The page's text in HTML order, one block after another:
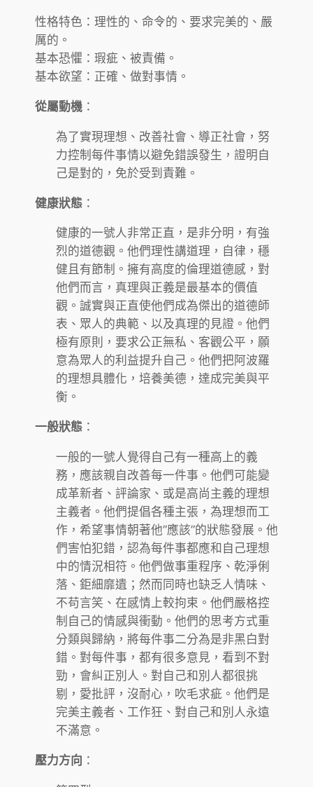
性格特色：理性的、命令的、要求完美的、嚴
厲的。
基本恐懼：瑕疵、被責備。
基本欲望：正確、做對事情。
從屬動機 ：
為了實現理想、改善社會、導正社會，努
力控制每件事情以避免錯誤發生，證明自
己是對的，免於受到責難。
健康狀態 ：
健康的一號人非常正直，是非分明，有強
烈的道德觀。他們理性講道理，自律，穩
健且有節制。擁有高度的倫理道德感，對
他們而言，真理與正義是最基本的價值
觀。誠實與正直使他們成為傑出的道德師
表、眾人的典範、以及真理的見證。他們
極有原則，要求公正無私、客觀公平，願
意為眾人的利益提升自己。他們把阿波羅
的理想具體化，培養美德，達成完美與平
衡。
一般狀態 ：
一般的一號人覺得自己有一種高上的義
務，應該親自改善每一件事。他們可能變
成革新者、評論家、或是高尚主義的理想
主義者。他們提倡各種主張，為理想而工
作，希望事情朝著他”應該”的狀態發展。他
們害怕犯錯，認為每件事都應和自己理想
中的情況相符。他們做事重程序、乾淨俐
落、鉅細靡遺；然而同時也缺乏人情味、
不苟言笑、在感情上較拘束。他們嚴格控
制自己的情感與衝動。他們的思考方式重
分類與歸納，將每件事二分為是非黑白對
錯。對每件事，都有很多意見，看到不對
勁，會糾正別人。對自己和別人都很挑
剔，愛批評，沒耐心，吹毛求疵。他們是
完美主義者、工作狂、對自己和別人永遠
不滿意。
壓力方向 ：